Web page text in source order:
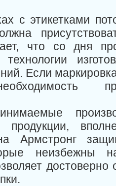
с этикетками
что со дня
Если маркировка
продукции,
Армстронг
неизбежны
достоверно